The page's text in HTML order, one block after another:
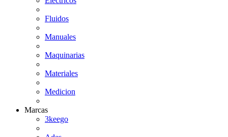
Fluidos
Manuales
Maquinarias
Materiales
Medicion
Marcas
3keego